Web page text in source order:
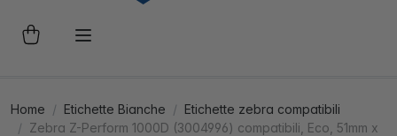
Home Etichette Bianche
Etichette zebra compatibili
Zebra Z-Perform 1000D (3004996) compatibili, Eco, 51mm x